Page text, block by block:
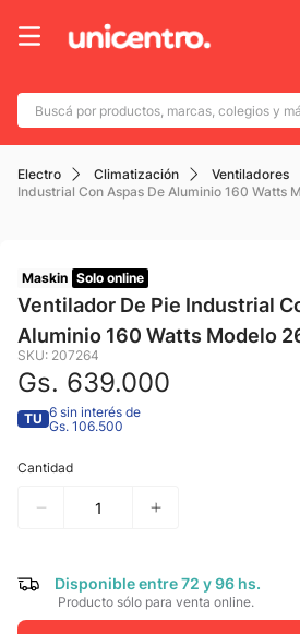
Buscá por productos, marcas,
Electro Climatización Ventiladores
Industrial Con Aspas De Aluminio 160 Watts
Maskin Solo online
Ventilador De Pie Industrial
Aluminio 160 Watts Modelo
SKU: 207264
Gs. 639.000
TU 6 sin interés de
Gs. 106.500
Cantidad
Disponible entre 72 y 96 hs.
Producto sólo para venta online.
Términos más buscados
1. adidas
4. mochila
5. botin
caterpillar
7. todo terreno